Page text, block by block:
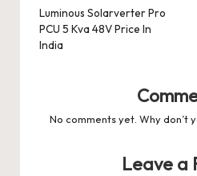
Luminous Solarverter Pro
PCU 5 Kva 48V Price In
India
No comments yet. Why don’t
Leave a